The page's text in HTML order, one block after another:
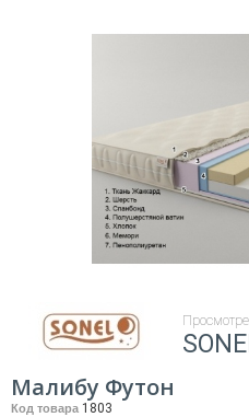
Малибу Футон
Код товара 1803